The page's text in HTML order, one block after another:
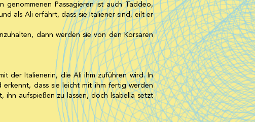
genommenen Passagieren ist auch Taddeo,
als Ali erfährt, dass sie Italiener sind, eilt er
dann werden sie von den Korsaren
der Italienerin, die AIi ihm zuführen wird. In
erkennt, dass sie leicht mit ihm fertig werden
aufspießen zu lassen, doch lsabella setzt